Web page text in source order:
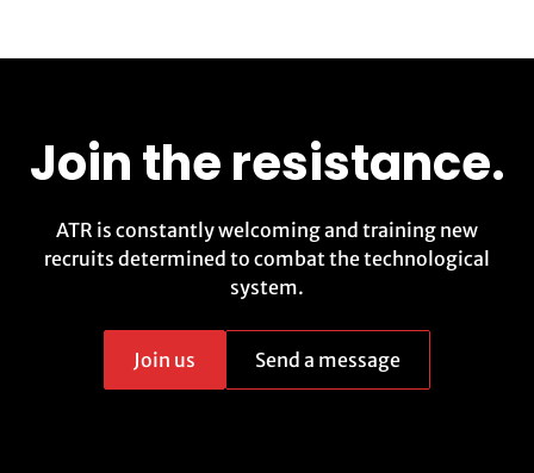
Join the resistance.
ATR is constantly welcoming and training new
recruits determined to combat the technological
system.
Join us Send a message